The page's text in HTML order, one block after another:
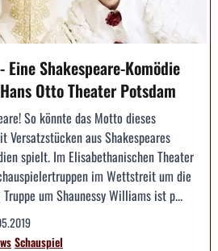
Eine Shakespeare-Komödie
Otto Theater Potsdam
So könnte das Motto dieses
Versatzstücken aus Shakespeares
spielt. Im Elisabethanischen Theater
im Wettstreit um die
um Shaunessy Williams ist p...
Schauspiel